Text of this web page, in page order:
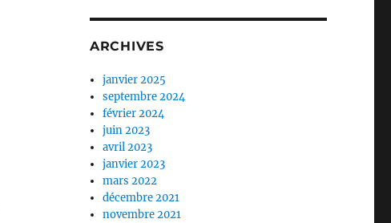
ARCHIVES
janvier 2025
septembre 2024
février 2024
juin 2023
avril 2023
janvier 2023
mars 2022
décembre 2021
novembre 2021